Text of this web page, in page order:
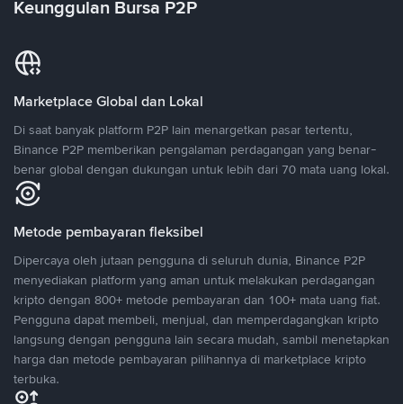
Keunggulan Bursa P2P
Marketplace Global dan Lokal
Di saat banyak platform P2P lain menargetkan pasar tertentu,
Binance P2P memberikan pengalaman perdagangan yang benar-
benar global dengan dukungan untuk lebih dari 70 mata uang lokal.
Metode pembayaran fleksibel
Dipercaya oleh jutaan pengguna di seluruh dunia, Binance P2P
menyediakan platform yang aman untuk melakukan perdagangan
kripto dengan 800+ metode pembayaran dan 100+ mata uang fiat.
Pengguna dapat membeli, menjual, dan memperdagangkan kripto
langsung dengan pengguna lain secara mudah, sambil menetapkan
harga dan metode pembayaran pilihannya di marketplace kripto
terbuka.